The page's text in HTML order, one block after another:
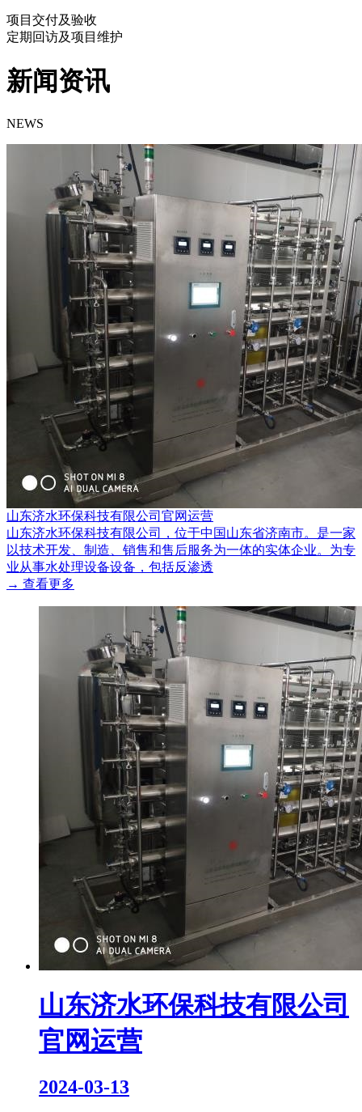
项目交付及验收
定期回访及项目维护
新闻资讯
NEWS
山东济水环保科技有限公司官网运营
山东济水环保科技有限公司，位于中国山东省济南市。是一家
以技术开发、制造、销售和售后服务为一体的实体企业。为专
业从事水处理设备设备，包括反渗透
→ 查看更多
山东济水环保科技有限公司
官网运营
2024-03-13